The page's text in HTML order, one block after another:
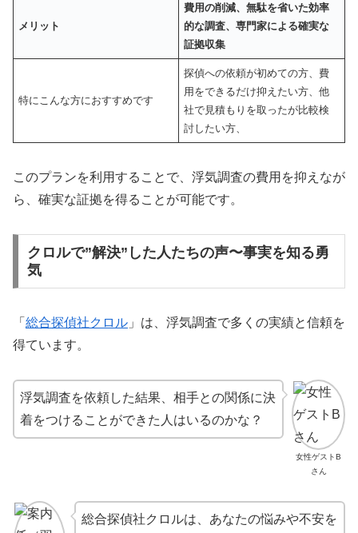
メリット
費用の削減、無駄を省いた効率
的な調査、専門家による確実な
証拠収集
特にこんな方におすすめです
探偵への依頼が初めての方、費
用をできるだけ抑えたい方、他
社で見積もりを取ったが比較検
討したい方、
このプランを利用することで、浮気調査の費用を抑えなが
ら、確実な証拠を得ることが可能です。
クロルで”解決”した人たちの声〜事実を知る勇
気
「 総合探偵社クロル 」は、浮気調査で多くの実績と信頼を
得ています。
女性ゲストB
さん
浮気調査を依頼した結果、相手との関係に決
着をつけることができた人はいるのかな？
総合探偵社クロルは、あなたの悩みや不安を